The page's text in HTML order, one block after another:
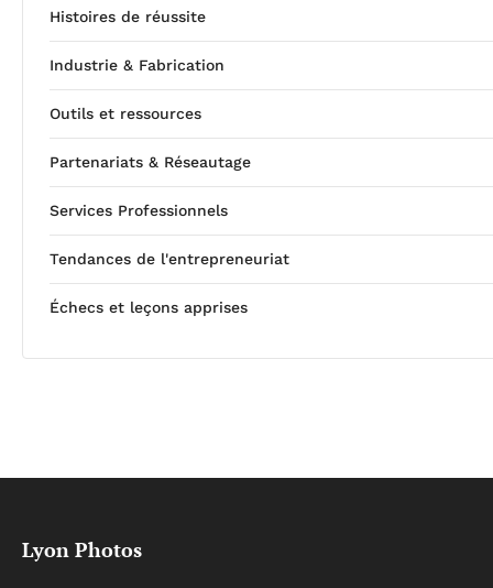
Histoires de réussite
Industrie & Fabrication
Outils et ressources
Partenariats & Réseautage
Services Professionnels
Tendances de l'entrepreneuriat
Échecs et leçons apprises
Lyon Photos